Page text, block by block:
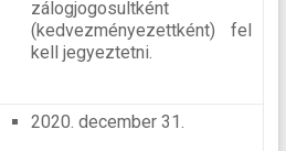
zálogjogosultként
(kedvezményezettként) fel
kell jegyeztetni.
2020. december 31.